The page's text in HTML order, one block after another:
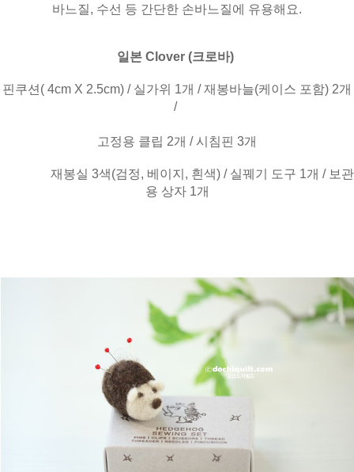
바느질, 수선 등 간단한 손바느질에 유용해요.
일본 Clover (크로바)
핀쿠션( 4cm X 2.5cm) / 실가위 1개 / 재봉바늘(케이스 포함) 2개
/
고정용 클립 2개 / 시침핀 3개
재봉실 3색(검정, 베이지, 흰색) / 실꿰기 도구 1개 / 보관
용 상자 1개